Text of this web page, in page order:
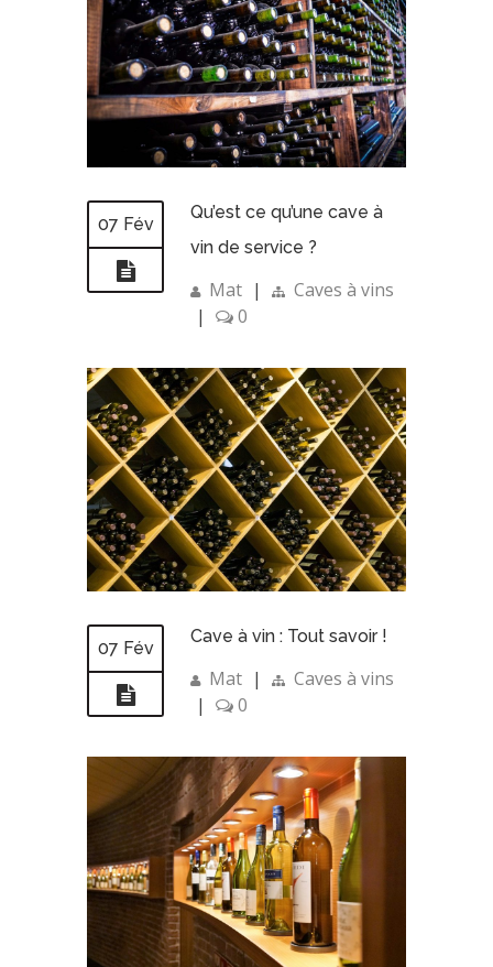
07 Fév
Qu’est ce qu’une cave à
vin de service ?
Mat |
Caves à vins
|
0
07 Fév
Cave à vin : Tout savoir !
Mat |
Caves à vins
|
0